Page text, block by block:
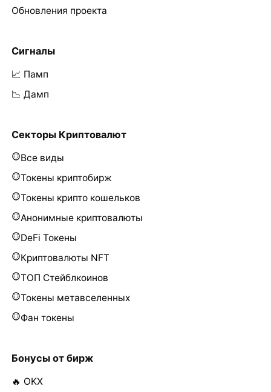
Обновления проекта
Сигналы
📈 Памп
📉 Дамп
Секторы Криптовалют
Все виды
Токены криптобирж
Токены крипто кошельков
Анонимные криптовалюты
DeFi Токены
Криптовалюты NFT
ТОП Стейблкоинов
Токены метавселенных
Фан токены
Бонусы от бирж
🔥 OKX